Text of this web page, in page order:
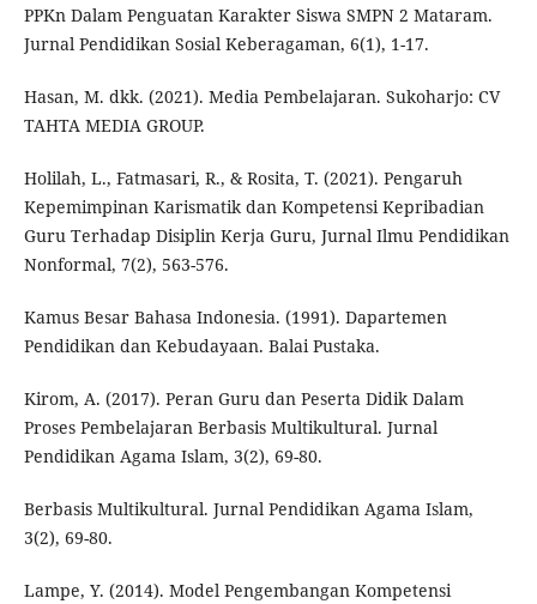
PPKn Dalam Penguatan Karakter Siswa SMPN 2 Mataram.
Jurnal Pendidikan Sosial Keberagaman, 6(1), 1-17.
Hasan, M. dkk. (2021). Media Pembelajaran. Sukoharjo: CV
TAHTA MEDIA GROUP.
Holilah, L., Fatmasari, R., & Rosita, T. (2021). Pengaruh
Kepemimpinan Karismatik dan Kompetensi Kepribadian
Guru Terhadap Disiplin Kerja Guru, Jurnal Ilmu Pendidikan
Nonformal, 7(2), 563-576.
Kamus Besar Bahasa Indonesia. (1991). Dapartemen
Pendidikan dan Kebudayaan. Balai Pustaka.
Kirom, A. (2017). Peran Guru dan Peserta Didik Dalam
Proses Pembelajaran Berbasis Multikultural. Jurnal
Pendidikan Agama Islam, 3(2), 69-80.
Berbasis Multikultural. Jurnal Pendidikan Agama Islam,
3(2), 69-80.
Lampe, Y. (2014). Model Pengembangan Kompetensi